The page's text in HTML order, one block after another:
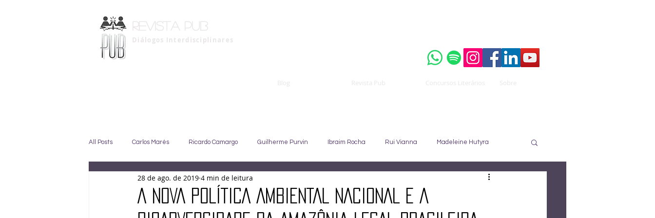
Revista pub
Diálogos Interdisciplinares
Blog Revista Pub Concursos Literários Sobre
All Posts Carlos Marés Ricardo Camargo Guilherme Purvin Ibraim Rocha Rui Vianna Madeleine Hutyra
Marise Duarte Johny GIffoni Sebastião Staut José Nuzzi
A NOVA POLÍTICA AMBIENTAL NACIONAL E A
28 de ago. de 2019 4 min de leitura